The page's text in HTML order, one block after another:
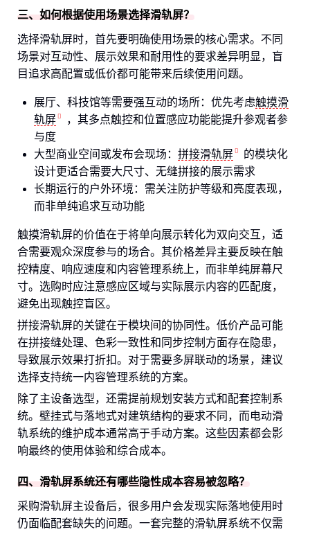
三、如何根据使用场景选择滑轨屏？
选择滑轨屏时，首先要明确使用场景的核心需求。不同
场景对互动性、展示效果和耐用性的要求差异明显，盲
目追求高配置或低价都可能带来后续使用问题。
展厅、科技馆等需要强互动的场所：优先考虑触摸滑
轨屏
，其多点触控和位置感应功能能提升参观者参
与度
大型商业空间或发布会现场： 拼接滑轨屏
的模块化
设计更适合需要大尺寸、无缝拼接的展示需求
长期运行的户外环境：需关注防护等级和亮度表现，
而非单纯追求互动功能
触摸滑轨屏的价值在于将单向展示转化为双向交互，适
合需要观众深度参与的场合。其价格差异主要反映在触
控精度、响应速度和内容管理系统上，而非单纯屏幕尺
寸。选购时应注意感应区域与实际展示内容的匹配度，
避免出现触控盲区。
拼接滑轨屏的关键在于模块间的协同性。低价产品可能
在拼接缝处理、色彩一致性和同步控制方面存在隐患，
导致展示效果打折扣。对于需要多屏联动的场景，建议
选择支持统一内容管理系统的方案。
除了主设备选型，还需提前规划安装方式和配套控制系
统。壁挂式与落地式对建筑结构的要求不同，而电动滑
轨系统的维护成本通常高于手动方案。这些因素都会影
响最终的使用体验和综合成本。
四、滑轨屏系统还有哪些隐性成本容易被忽略？
采购滑轨屏主设备后，很多用户会发现实际落地使用时
仍面临配套缺失的问题。一套完整的滑轨屏系统不仅需